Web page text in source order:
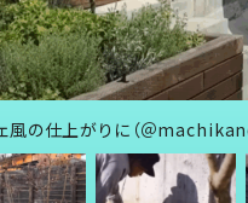
風の仕上がりに（＠